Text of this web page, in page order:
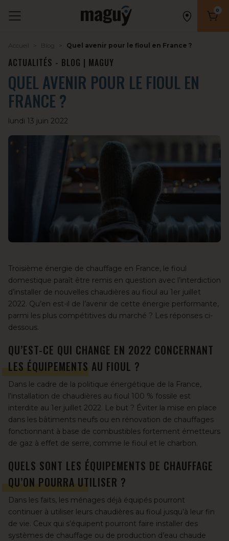
0
Accueil Blog Quel avenir pour le fioul en France ?
ACTUALITÉS - BLOG | MAGUY
QUEL AVENIR POUR LE FIOUL EN
FRANCE ?
lundi 13 juin 2022
Troisième énergie de chauffage en France, le fioul
domestique paraît être remis en question avec l’interdiction
d’installer de nouvelles chaudières au fioul au 1er juillet
2022. Qu’en est-il de l’avenir de cette énergie performante,
parmi les plus compétitives du marché ? Les réponses ci-
dessous.
QU’EST-CE QUI CHANGE EN 2022 CONCERNANT
LES ÉQUIPEMENTS AU FIOUL ?
Dans le cadre de la politique énergétique de la France,
l’installation de chaudières au fioul 100 % fossile est
interdite au 1er juillet 2022. Le but ? Éviter la mise en place
dans les bâtiments neufs ou en rénovation de chauffages
fonctionnant à base de combustibles fortement émetteurs
de gaz à effet de serre, comme le fioul et le charbon.
QUELS SONT LES ÉQUIPEMENTS DE CHAUFFAGE
QU’ON POURRA UTILISER ?
Dans les faits, les ménages déjà équipés pourront
continuer à utiliser leurs chaudières au fioul jusqu’à leur fin
de vie. Ceux qui s’équipent pourront faire installer des
systèmes de chauffage ou de production d’eau chaude